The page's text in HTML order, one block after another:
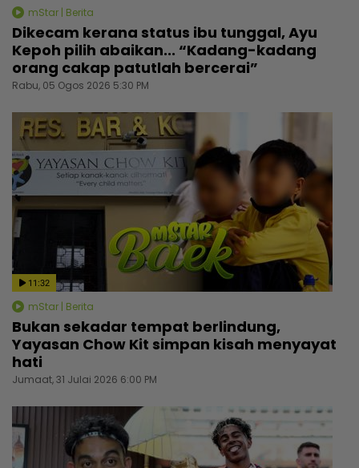
mStar | Berita
Dikecam kerana status ibu tunggal, Ayu
Kepoh pilih abaikan... “Kadang-kadang
orang cakap patutlah bercerai”
Rabu, 05 Ogos 2026 5:30 PM
11:32
mStar | Berita
Bukan sekadar tempat berlindung,
Yayasan Chow Kit simpan kisah menyayat
hati
Jumaat, 31 Julai 2026 6:00 PM